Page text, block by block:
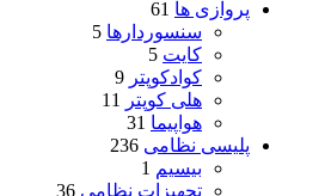
پروازی ها
61
سنسوردارها 5
کایت 5
کوادکوپتر 9
هلی کوپتر 11
هواپیما 31
پلیسی نظامی 236
بیسیم 1
تجهیزات نظامی 36